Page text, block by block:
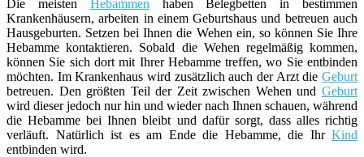
Die meisten Hebammen haben Belegbetten in bestimmen
Krankenhäusern, arbeiten in einem Geburtshaus und betreuen auch
Hausgeburten. Setzen bei Ihnen die Wehen ein, so können Sie Ihre
Hebamme kontaktieren. Sobald die Wehen regelmäßig kommen,
können Sie sich dort mit Ihrer Hebamme treffen, wo Sie entbinden
möchten. Im Krankenhaus wird zusätzlich auch der Arzt die Geburt
betreuen. Den größten Teil der Zeit zwischen Wehen und Geburt
wird dieser jedoch nur hin und wieder nach Ihnen schauen, während
die Hebamme bei Ihnen bleibt und dafür sorgt, dass alles richtig
verläuft. Natürlich ist es am Ende die Hebamme, die Ihr Kind
entbinden wird.